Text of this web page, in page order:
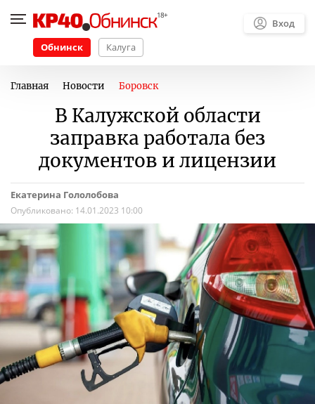
Обнинск Калуга
Вход
Главная Новости Боровск
В Калужской области
заправка работала без
документов и лицензии
Екатерина Гололобова
Опубликовано: 14.01.2023 10:00